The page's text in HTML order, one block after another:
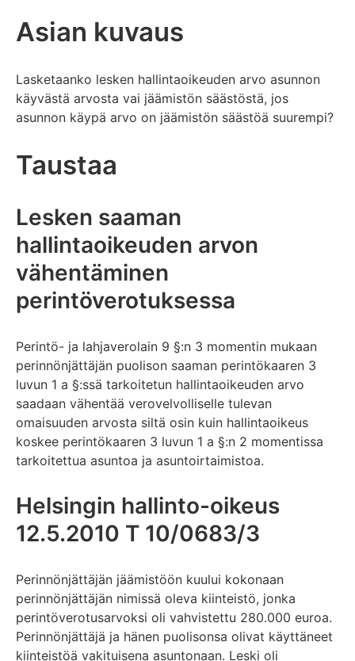
Asian kuvaus
Lasketaanko lesken hallintaoikeuden arvo asunnon
käyvästä arvosta vai jäämistön säästöstä, jos
asunnon käypä arvo on jäämistön säästöä suurempi?
Taustaa
Lesken saaman
hallintaoikeuden arvon
vähentäminen
perintöverotuksessa
Perintö- ja lahjaverolain 9 §:n 3 momentin mukaan
perinnönjättäjän puolison saaman perintökaaren 3
luvun 1 a §:ssä tarkoitetun hallintaoikeuden arvo
saadaan vähentää verovelvolliselle tulevan
omaisuuden arvosta siltä osin kuin hallintaoikeus
koskee perintökaaren 3 luvun 1 a §:n 2 momentissa
tarkoitettua asuntoa ja asuntoirtaimistoa.
Helsingin hallinto-oikeus
12.5.2010 T 10/0683/3
Perinnönjättäjän jäämistöön kuului kokonaan
perinnönjättäjän nimissä oleva kiinteistö, jonka
perintöverotusarvoksi oli vahvistettu 280.000 euroa.
Perinnönjättäjä ja hänen puolisonsa olivat käyttäneet
kiinteistöä vakituisena asuntonaan. Leski oli